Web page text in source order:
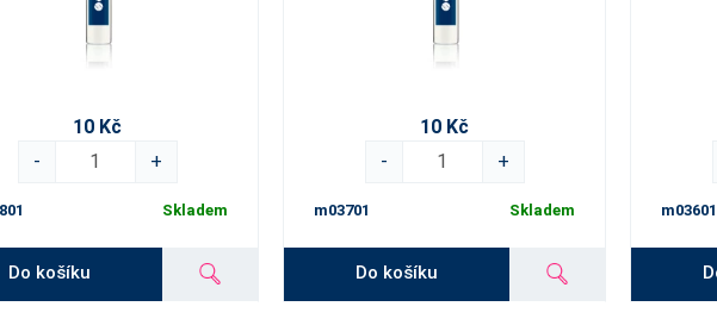
10 Kč
-
+
Skladem
Do košíku
10 Kč
-
+
m03701 Skladem
Do košíku
m03601